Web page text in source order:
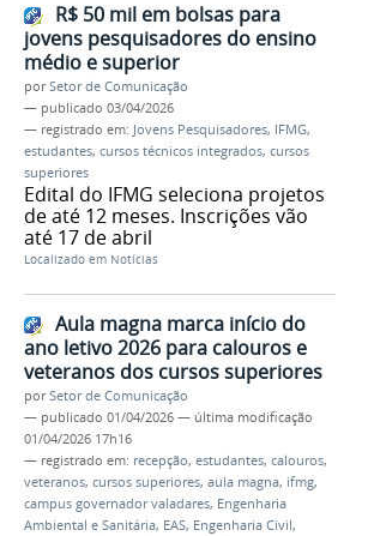
R$ 50 mil em bolsas para
jovens pesquisadores do ensino
médio e superior
porSetor de Comunicação
— publicado 03/04/2026
— registrado em: Jovens Pesquisadores, IFMG,
estudantes, cursos técnicos integrados, cursos
superiores
Edital do IFMG seleciona projetos
de até 12 meses. Inscrições vão
até 17 de abril
Localizado em Notícias
Aula magna marca início do
ano letivo 2026 para calouros e
veteranos dos cursos superiores
porSetor de Comunicação
— publicado 01/04/2026 — última modificação
01/04/2026 17h16
— registrado em: recepção, estudantes, calouros,
veteranos, cursos superiores, aula magna, ifmg,
campus governador valadares, Engenharia
Ambiental e Sanitária, EAS, Engenharia Civil,